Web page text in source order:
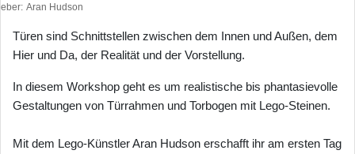
Aran Hudson
Türen sind Schnittstellen zwischen dem Innen und Außen, dem
Hier und Da, der Realität und der Vorstellung.
In diesem Workshop geht es um realistische bis phantasievolle
Gestaltungen von Türrahmen und Torbogen mit Lego-Steinen.
Mit dem Lego-Künstler Aran Hudson erschafft ihr am ersten Tag